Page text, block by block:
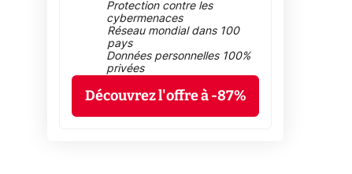
Protection contre les
cybermenaces
Réseau mondial dans 100
pays
Données personnelles 100%
privées
Découvrez l'offre à -87%